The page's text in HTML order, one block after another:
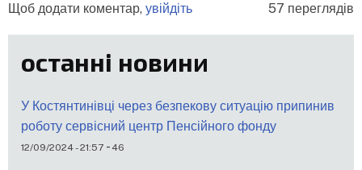
Щоб додати коментар, увійдіть 57 переглядів
останні новини
У Костянтинівці через безпекову ситуацію припинив
роботу сервісний центр Пенсійного фонду
12/09/2024 - 21:57 - 46